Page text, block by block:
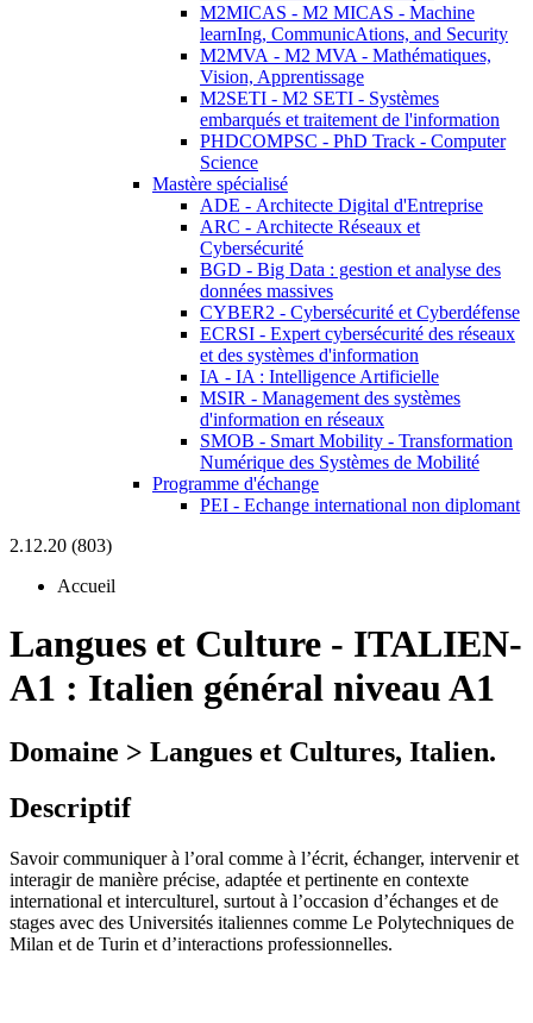
M2MICAS - M2 MICAS - Machine
learnIng, CommunicAtions, and Security
M2MVA - M2 MVA - Mathématiques,
Vision, Apprentissage
M2SETI - M2 SETI - Systèmes
embarqués et traitement de l'information
PHDCOMPSC - PhD Track - Computer
Science
Mastère spécialisé
ADE - Architecte Digital d'Entreprise
ARC - Architecte Réseaux et
Cybersécurité
BGD - Big Data : gestion et analyse des
données massives
CYBER2 - Cybersécurité et Cyberdéfense
ECRSI - Expert cybersécurité des réseaux
et des systèmes d'information
IA - IA : Intelligence Artificielle
MSIR - Management des systèmes
d'information en réseaux
SMOB - Smart Mobility - Transformation
Numérique des Systèmes de Mobilité
Programme d'échange
PEI - Echange international non diplomant
2.12.20 (803)
Accueil
Langues et Culture - ITALIEN-
A1 : Italien général niveau A1
Domaine > Langues et Cultures, Italien.
Descriptif
Savoir communiquer à l’oral comme à l’écrit, échanger, intervenir et
interagir de manière précise, adaptée et pertinente en contexte
international et interculturel, surtout à l’occasion d’échanges et de
stages avec des Universités italiennes comme Le Polytechniques de
Milan et de Turin et d’interactions professionnelles.